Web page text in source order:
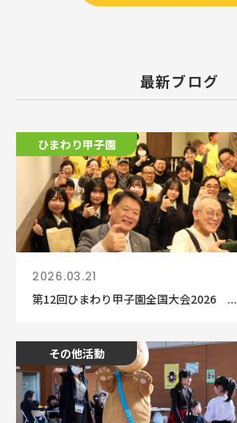
最新ブログ
ひまわり甲子園
2026.03.21
第12回ひまわり甲子園全国大会2026 ...
その他活動